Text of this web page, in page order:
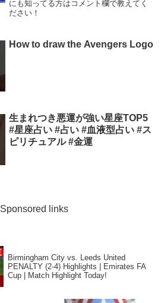
にも知ってる方はコメント欄で教えてく
ださい！
How to draw the Avengers Logo
生まれつき悪運が強い星座TOP5
#星座占い #占い #血液型占い #ス
ピリチュアル #金運
Sponsored links
Birmingham City vs. Leeds United
PENALTY (2-4) Highlights | Emirates FA
Cup | Match Highlight Today!